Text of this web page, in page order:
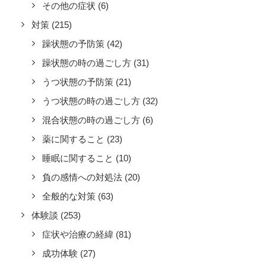
その他の症状 (6)
対策 (215)
躁状態の予防策 (42)
躁状態の時の過ごし方 (31)
うつ状態の予防策 (21)
うつ状態の時の過ごし方 (32)
混合状態の時の過ごし方 (6)
薬に関すること (23)
睡眠に関すること (10)
負の感情への対処法 (20)
全般的な対策 (63)
体験談 (253)
症状や治療の経緯 (81)
成功体験 (27)